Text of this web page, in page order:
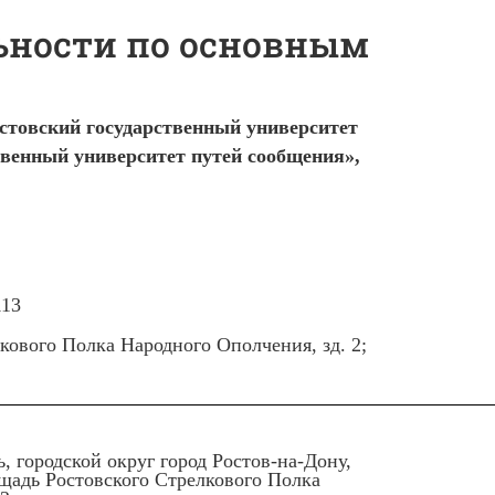
по основным
государственный университет
университет путей сообщения»,
Полка Народного Ополчения, зд. 2;
городской округ город Ростов-на-Дону,
Ростовского Стрелкового Полка